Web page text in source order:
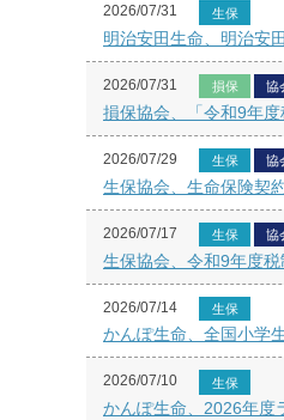
2026/07/31 生保
明治安田生命、明治安
2026/07/31 損保 協
損保協会、「令和9年
2026/07/29 生保 協
生保協会、生命保険契
2026/07/17 生保 協
生保協会、令和9年度
2026/07/14 生保
かんぽ生命、全国小学
2026/07/10 生保
かんぽ生命、2026年度